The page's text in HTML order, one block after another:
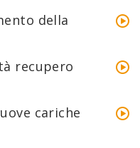
della
recupero
cariche